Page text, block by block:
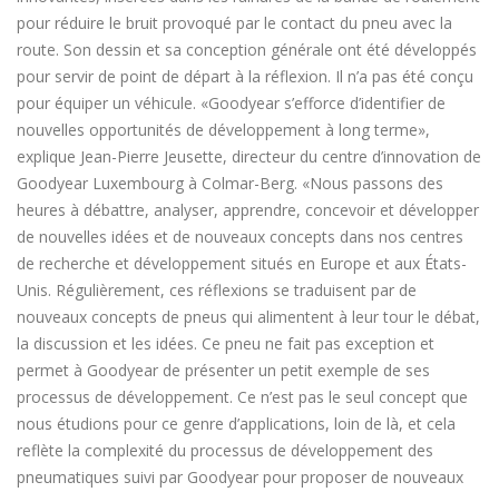
pour réduire le bruit provoqué par le contact du pneu avec la
route. Son dessin et sa conception générale ont été développés
pour servir de point de départ à la réflexion. Il n’a pas été conçu
pour équiper un véhicule. «Goodyear s’efforce d’identifier de
nouvelles opportunités de développement à long terme»,
explique Jean-Pierre Jeusette, directeur du centre d’innovation de
Goodyear Luxembourg à Colmar-Berg. «Nous passons des
heures à débattre, analyser, apprendre, concevoir et développer
de nouvelles idées et de nouveaux concepts dans nos centres
de recherche et développement situés en Europe et aux États-
Unis. Régulièrement, ces réflexions se traduisent par de
nouveaux concepts de pneus qui alimentent à leur tour le débat,
la discussion et les idées. Ce pneu ne fait pas exception et
permet à Goodyear de présenter un petit exemple de ses
processus de développement. Ce n’est pas le seul concept que
nous étudions pour ce genre d’applications, loin de là, et cela
reflète la complexité du processus de développement des
pneumatiques suivi par Goodyear pour proposer de nouveaux